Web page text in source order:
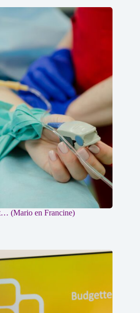
(Mario en Francine)